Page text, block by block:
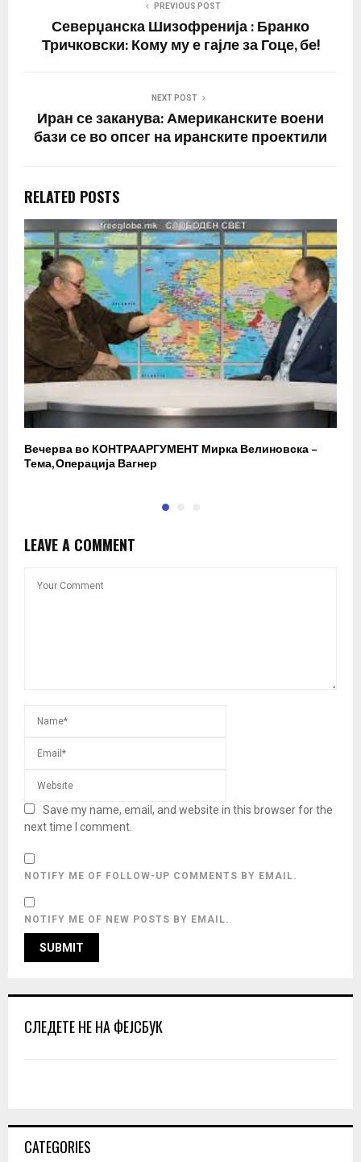
PREVIOUS POST
Северџанска Шизофренија : Бранко
Тричковски: Кому му е гајле за Гоце, бе!
NEXT POST
Иран се заканува: Американските воени
бази се во опсег на иранските проектили
RELATED POSTS
Вечерва во КОНТРААРГУМЕНТ Мирка Велиновска –
Тема, Операција Вагнер
LEAVE A COMMENT
Save my name, email, and website in this browser for the
next time I comment.
NOTIFY ME OF FOLLOW-UP COMMENTS BY EMAIL.
NOTIFY ME OF NEW POSTS BY EMAIL.
СЛЕДЕТЕ НЕ НА ФЕЈСБУК
CATEGORIES